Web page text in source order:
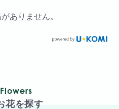
ありません。
花を探す